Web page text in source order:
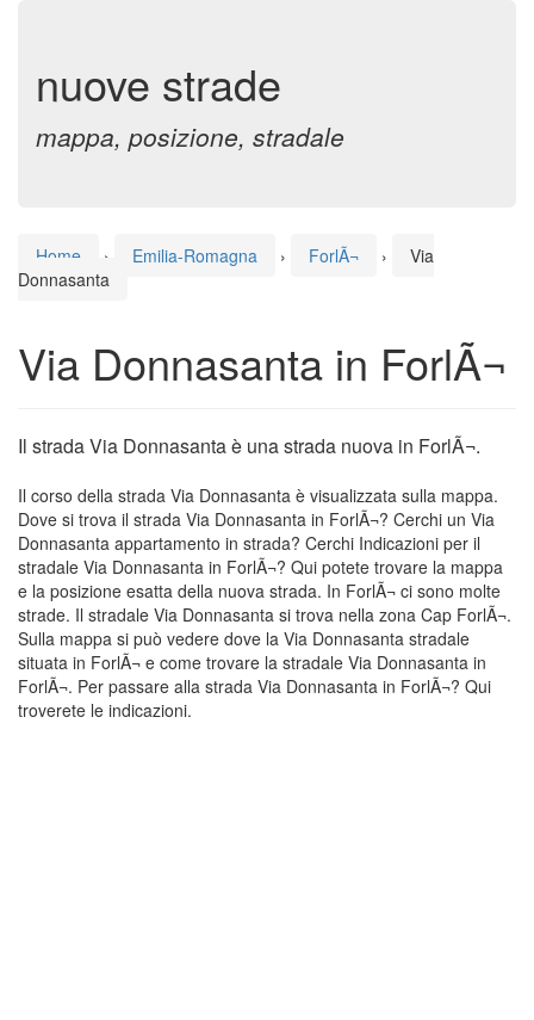
nuove strade
mappa, posizione, stradale
Home › Emilia-Romagna › ForlÃ¬ ›
Via
Donnasanta
Via Donnasanta in ForlÃ¬
Il strada Via Donnasanta è una strada nuova in ForlÃ¬.
Il corso della strada Via Donnasanta è visualizzata sulla mappa.
Dove si trova il strada Via Donnasanta in ForlÃ¬? Cerchi un Via
Donnasanta appartamento in strada? Cerchi Indicazioni per il
stradale Via Donnasanta in ForlÃ¬? Qui potete trovare la mappa
e la posizione esatta della nuova strada. In ForlÃ¬ ci sono molte
strade. Il stradale Via Donnasanta si trova nella zona Cap ForlÃ¬.
Sulla mappa si può vedere dove la Via Donnasanta stradale
situata in ForlÃ¬ e come trovare la stradale Via Donnasanta in
ForlÃ¬. Per passare alla strada Via Donnasanta in ForlÃ¬? Qui
troverete le indicazioni.